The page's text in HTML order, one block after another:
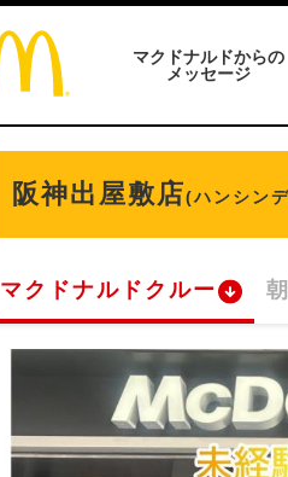
マクドナルドからの
メッセージ
阪神出屋敷店(ハンシン
マクドナルドクルー